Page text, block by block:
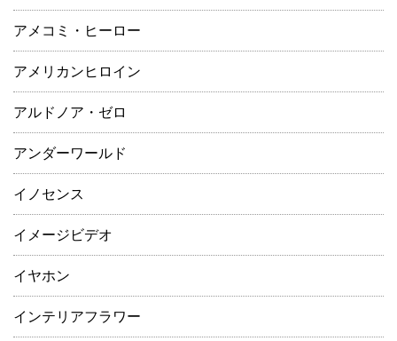
アメコミ・ヒーロー
アメリカンヒロイン
アルドノア・ゼロ
アンダーワールド
イノセンス
イメージビデオ
イヤホン
インテリアフラワー